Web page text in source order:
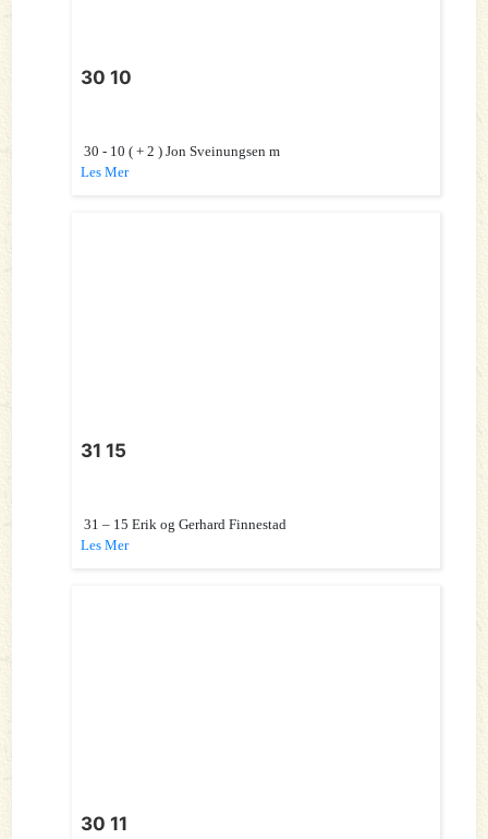
30 10
30 - 10 ( + 2 ) Jon Sveinungsen m
Les Mer
31 15
31 – 15 Erik og Gerhard Finnestad
Les Mer
30 11